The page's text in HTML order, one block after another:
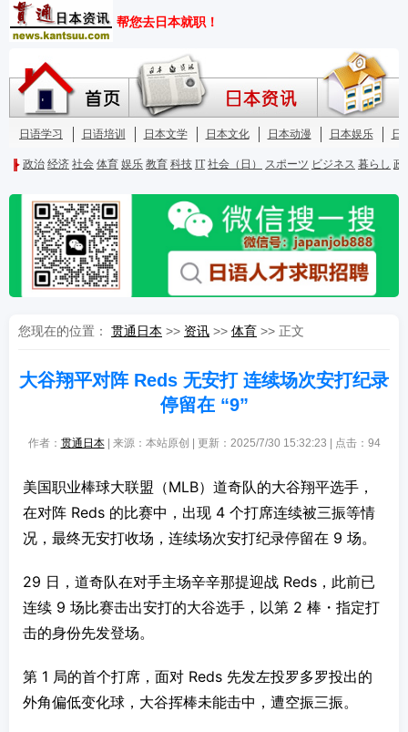
您现在的位置： 贯通日本 >> 资讯 >> 体育 >> 正文
大谷翔平对阵 Reds 无安打 连续场次安打纪录
停留在 “9”
作者： 贯通日本| 来源：本站原创 | 更新：2025/7/30 15:32:23 | 点击： 94
美国职业棒球大联盟（MLB）道奇队的大谷翔平选手，
在对阵 Reds 的比赛中，出现 4 个打席连续被三振等情
况，最终无安打收场，连续场次安打纪录停留在 9 场。
29 日，道奇队在对手主场辛辛那提迎战 Reds，此前已
连续 9 场比赛击出安打的大谷选手，以第 2 棒・指定打
击的身份先发登场。
第 1 局的首个打席，面对 Reds 先发左投罗多罗投出的
外角偏低变化球，大谷挥棒未能击中，遭空振三振。